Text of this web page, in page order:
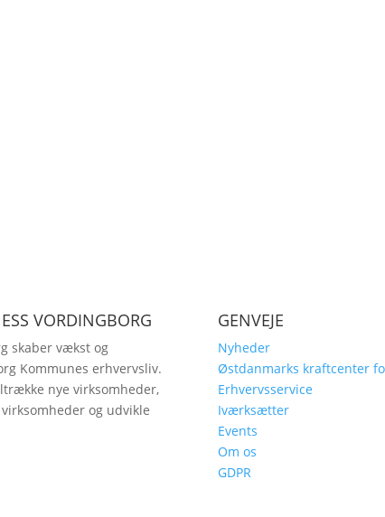
VORDINGBORG
skaber vækst og
Kommunes erhvervsliv.
nye virksomheder,
og udvikle
GENVEJE
Nyheder
Østdanmarks kraftcenter
Erhvervsservice
Iværksætter
Events
Om os
GDPR